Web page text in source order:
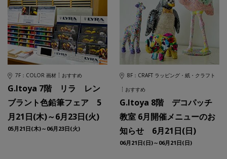
7F：COLOR 画材 おすすめ
G.Itoya 7階 リラ レン
ブラント色鉛筆フェア 5
月21日(木)～6月23日(火)
05月21日(木)～06月23日(火)
8F：CRAFT ラッピング・紙・クラフト
おすすめ
G.Itoya 8階 デコパッチ
教室 6月開催メニューのお
知らせ 6月21日(日)
06月21日(日)～06月21日(日)